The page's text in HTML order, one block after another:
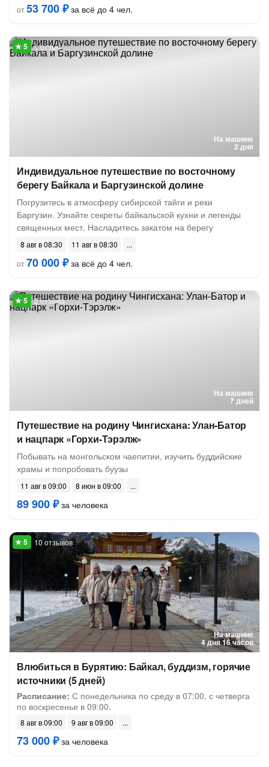
от53 700 ₽за всё до 4 чел.
На машине
2 дня
1 отзыв
Индивидуальное путешествие по восточному
берегу Байкала и Баргузинской долине
Погрузитесь в атмосферу сибирской тайги и реки
Баргузин. Узнайте секреты байкальской кухни и легенды
священных мест. Насладитесь закатом на берегу
8 авг в 08:30
11 авг в 08:30
от70 000 ₽за всё до 4 чел.
На машине
7 дней
2 отзыва
Путешествие на родину Чингисхана: Улан-Батор
и нацпарк «Горхи-Тэрэлж»
Побывать на монгольском чаепитии, изучить буддийские
храмы и попробовать буузы
11 авг в 09:00 8 июн в 09:00
89 900 ₽за человека
На машине
4 дня 16 часов
10 отзывов
Влюбиться в Бурятию: Байкал, буддизм, горячие
источники (5 дней)
Расписание: С понедельника по среду в 07:00, с четверга
по воскресенье в 09:00.
8 авг в 09:00 9 авг в 09:00
73 000 ₽за человека